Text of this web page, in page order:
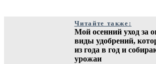
Читайте также:
Мой осенний уход за
виды удобрений,
из года в год и
урожаи